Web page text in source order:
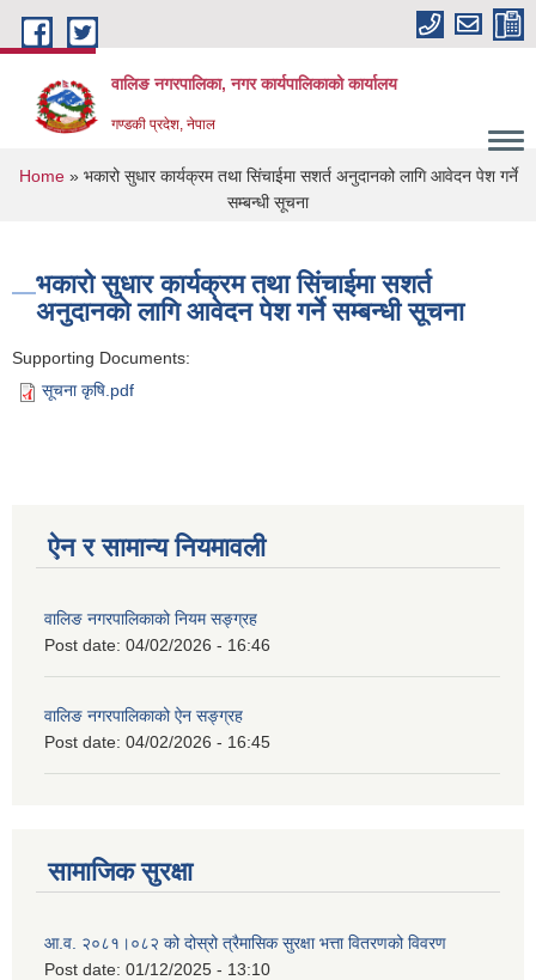
Skip to main content
वालिङ नगरपालिका, नगर कार्यपालिकाको कार्यालय
गण्डकी प्रदेश, नेपाल
You are here
Home» भकारो सुधार कार्यक्रम तथा सिंचाईमा सशर्त अनुदानको लागि आवेदन पेश गर्ने
सम्बन्धी सूचना
भकारो सुधार कार्यक्रम तथा सिंचाईमा सशर्त
अनुदानको लागि आवेदन पेश गर्ने सम्बन्धी सूचना
Supporting Documents:
सूचना कृषि.pdf
ऐन र सामान्य नियमावली
वालिङ नगरपालिकाको नियम सङ्ग्रह
Post date: 04/02/2026 - 16:46
वालिङ नगरपालिकाको ऐन सङ्ग्रह
Post date: 04/02/2026 - 16:45
सामाजिक सुरक्षा
आ.व. २०८१।०८२ को दोस्रो त्रैमासिक सुरक्षा भत्ता वितरणको विवरण
Post date: 01/12/2025 - 13:10